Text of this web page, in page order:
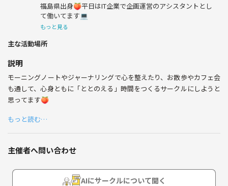
福島県出身🍑平日はIT企業で企画運営のアシスタントとし
て働いてます💻
もっと見る
主な活動場所
説明
モーニングノートやジャーナリングで心を整えたり、お散歩やカフェ会
も通して、心身ともに「ととのえる」時間をつくるサークルにしようと
思ってます🍑
もっと読む…
主催者へ問い合わせ
AIにサークルについて聞く